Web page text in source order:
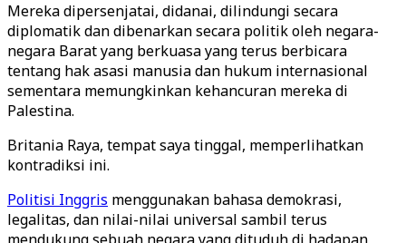
Mereka dipersenjatai, didanai, dilindungi secara
diplomatik dan dibenarkan secara politik oleh negara-
negara Barat yang berkuasa yang terus berbicara
tentang hak asasi manusia dan hukum internasional
sementara memungkinkan kehancuran mereka di
Palestina.
Britania Raya, tempat saya tinggal, memperlihatkan
kontradiksi ini.
Politisi Inggris menggunakan bahasa demokrasi,
legalitas, dan nilai-nilai universal sambil terus